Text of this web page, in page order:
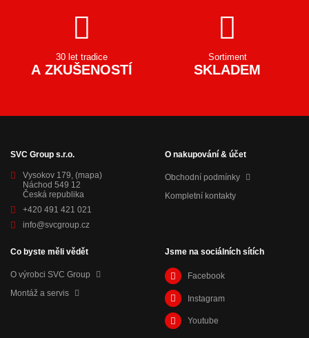
30 let tradice
A ZKUŠENOSTÍ
Sortiment
SKLADEM
SVC Group s.r.o.
Vysokov 179, (mapa)
Náchod 549 12
Česká republika
+420 491 421 021
info@svcgroup.cz
O nakupování & účet
Obchodní podmínky
Kompletní kontakty
Co byste měli vědět
O výrobci SVC Group
Montáž a servis
Jsme na sociálních sítích
Facebook
Instagram
Youtube